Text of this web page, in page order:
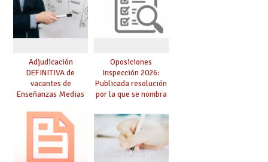
Adjudicación
DEFINITIVA de
vacantes de
Enseñanzas Medias
Oposiciones
Inspección 2026:
Publicada resolución
por la que se nombra
prácticas, se regulan
dichas prácticas y se
convoca acto público
de adjudicación